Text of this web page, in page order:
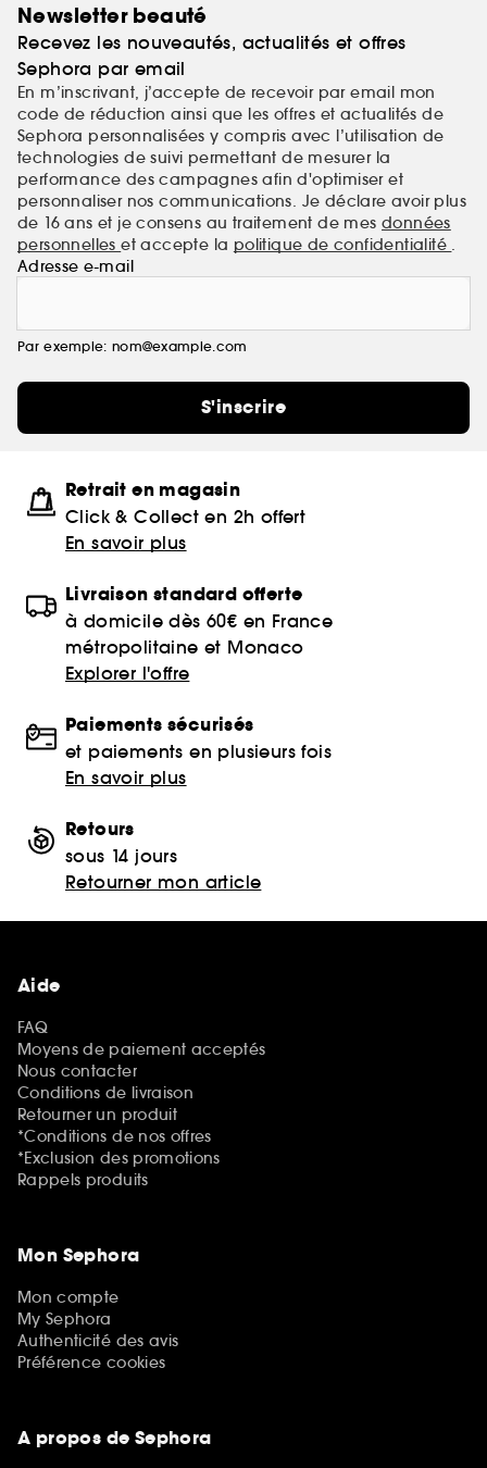
Newsletter beauté
Recevez les nouveautés, actualités et offres
Sephora par email
En m’inscrivant, j’accepte de recevoir par email mon
code de réduction ainsi que les offres et actualités de
Sephora personnalisées y compris avec l’utilisation de
technologies de suivi permettant de mesurer la
performance des campagnes afin d'optimiser et
personnaliser nos communications. Je déclare avoir plus
de 16 ans et je consens au traitement de mes données
personnelleset accepte la politique de confidentialité .
Adresse e-mail
Par exemple: nom@example.com
S'inscrire
Retrait en magasin
Click & Collect en 2h offert
En savoir plus
Livraison standard offerte
à domicile dès 60€ en France
métropolitaine et Monaco
Explorer l'offre
Paiements sécurisés
et paiements en plusieurs fois
En savoir plus
Retours
sous 14 jours
Retourner mon article
Aide
FAQ
Moyens de paiement acceptés
Nous contacter
Conditions de livraison
Retourner un produit
*Conditions de nos offres
*Exclusion des promotions
Rappels produits
Mon Sephora
Mon compte
My Sephora
Authenticité des avis
Préférence cookies
A propos de Sephora